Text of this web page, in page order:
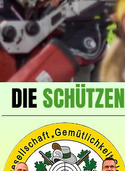
DIESCHÜTZEN